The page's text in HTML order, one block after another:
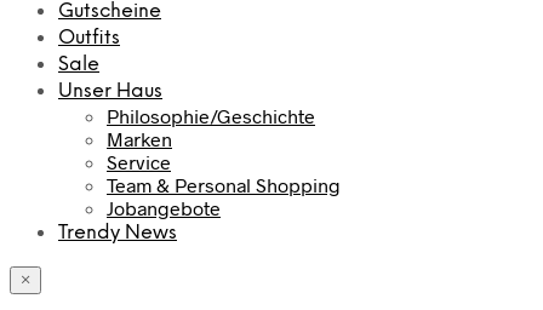
Gutscheine
Outfits
Sale
Unser Haus
Philosophie/Geschichte
Marken
Service
Team & Personal Shopping
Jobangebote
Trendy News
×